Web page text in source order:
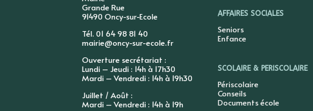
Grande Rue
91490 Oncy-sur-Ecole
Tél. 01 64 98 81 40
mairie@oncy-sur-ecole.fr
Ouverture secrétariat :
Lundi – Jeudi : 14h à 17h30
Mardi – Vendredi : 14h à 19h30
Juillet / Août :
Mardi – Vendredi : 14h à 19h
AFFAIRES SOCIALES
Seniors
Enfance
SCOLAIRE & PERISCOLAIRE
Périscolaire
Conseils
Documents école